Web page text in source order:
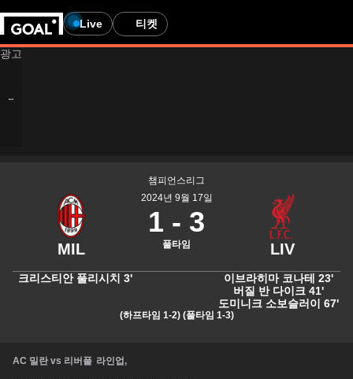
Live 티켓
챔피언스리그
2024년 9월 17일
1 - 3
풀타임
크리스티안 풀리시치 3' 이브라히마 코나테 23'
버질 반 다이크 41'
도미니크 소보슬러이 67'
(하프타임 1-2) (풀타임 1-3)
AC 밀란 vs 리버풀 라인업 ,